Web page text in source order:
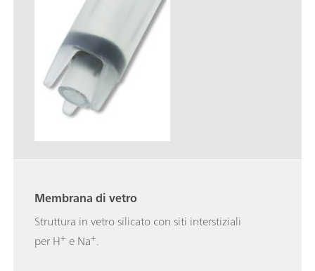
Membrana di vetro
Struttura in vetro silicato con siti interstiziali
per H+ e Na+.